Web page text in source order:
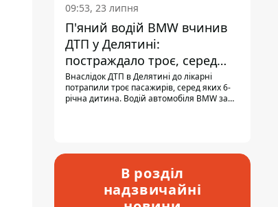
09:53, 23 липня
П'яний водій BMW вчинив
ДТП у Делятині:
постраждало троє, серед
них - дитина
Внаслідок ДТП в Делятині до лікарні
потрапили троє пасажирів, серед яких 6-
річна дитина. Водій автомобіля BMW за
В розділ
надзвичайні